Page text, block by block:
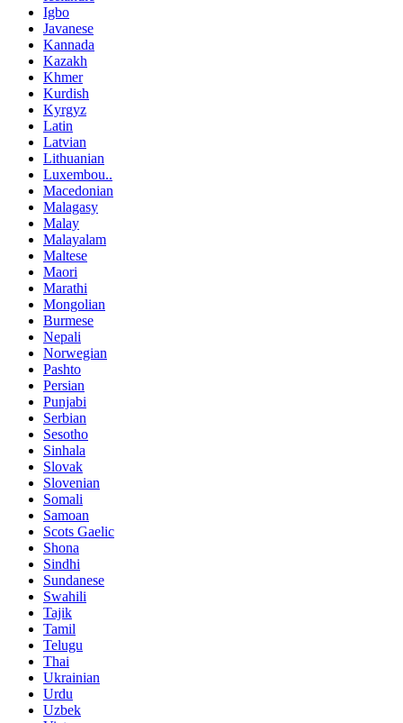
Igbo
Javanese
Kannada
Kazakh
Khmer
Kurdish
Kyrgyz
Latin
Latvian
Lithuanian
Luxembou..
Macedonian
Malagasy
Malay
Malayalam
Maltese
Maori
Marathi
Mongolian
Burmese
Nepali
Norwegian
Pashto
Persian
Punjabi
Serbian
Sesotho
Sinhala
Slovak
Slovenian
Somali
Samoan
Scots Gaelic
Shona
Sindhi
Sundanese
Swahili
Tajik
Tamil
Telugu
Thai
Ukrainian
Urdu
Uzbek